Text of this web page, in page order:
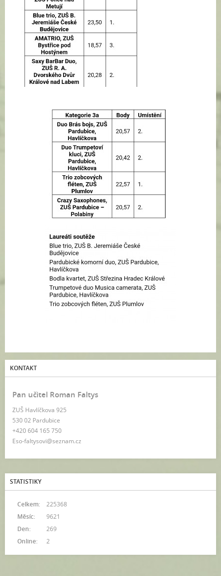
KONTAKT
Pan učitel Roman Faltys
ZUŠ Havlíčkova 925
530 02 Pardubice
+420 604 165 750
Eso-faltysovi@seznam.cz
STATISTIKY
Online: 2
Celkem:
225368
Měsíc:
9621
Den:
269